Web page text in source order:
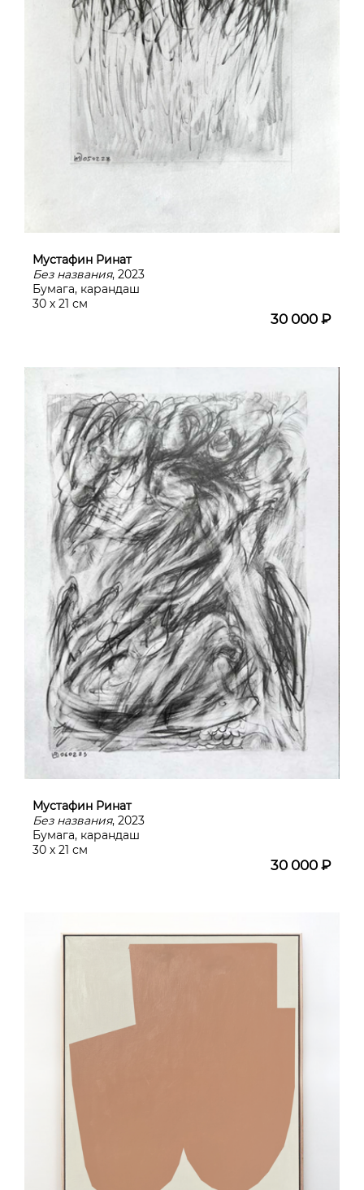
Мустафин Ринат
Без названия, 2023
Бумага, карандаш
30 х 21 см
30 000 ₽
Мустафин Ринат
Без названия, 2023
Бумага, карандаш
30 х 21 см
30 000 ₽